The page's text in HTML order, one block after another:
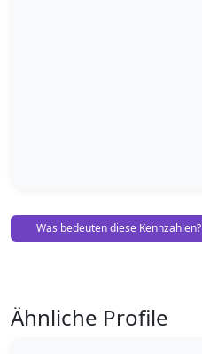
Was bedeuten diese Kennzahlen?
Ähnliche Profile